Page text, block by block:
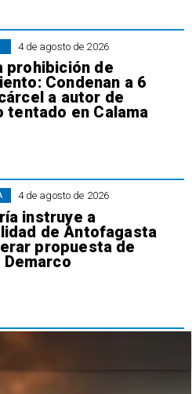
4 de agosto de 2026
prohibición de
Condenan a 6
a autor de
tentado en Calama
4 de agosto de 2026
instruye a
de Antofagasta
propuesta de